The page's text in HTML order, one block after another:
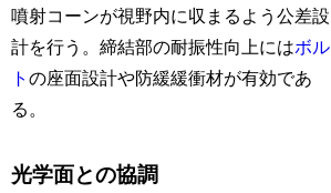
噴射コーンが視野内に収まるよう公差設
計を行う。締結部の耐振性向上にはボル
トの座面設計や防緩緩衝材が有効であ
る。
光学面との協調